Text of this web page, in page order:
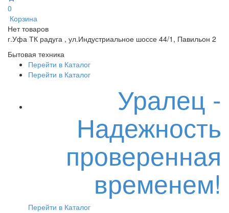
0
Корзина
Нет товаров
г.Уфа ТК радуга , ул.Индустриальное шоссе 44/1, Павильон 2
Бытовая техника
Перейти в Каталог
Перейти в Каталог
Уралец -
Надежность
проверенная
временем!
Перейти в Каталог